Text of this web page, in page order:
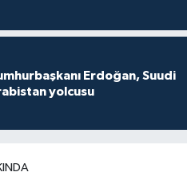
Erdoğan, Suudi
yolcusu